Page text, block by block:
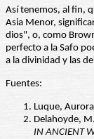
Así tenemos, al fin,
Asia Menor,
dios", o, como
perfecto a la Safo
a la divinidad y las
Fuentes:
Luque,
Delahoyde,
IN ANCIENT